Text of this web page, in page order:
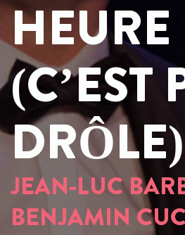
HEURE
(C’EST
DRÔLE)
JEAN-LUC
BENJAMIN